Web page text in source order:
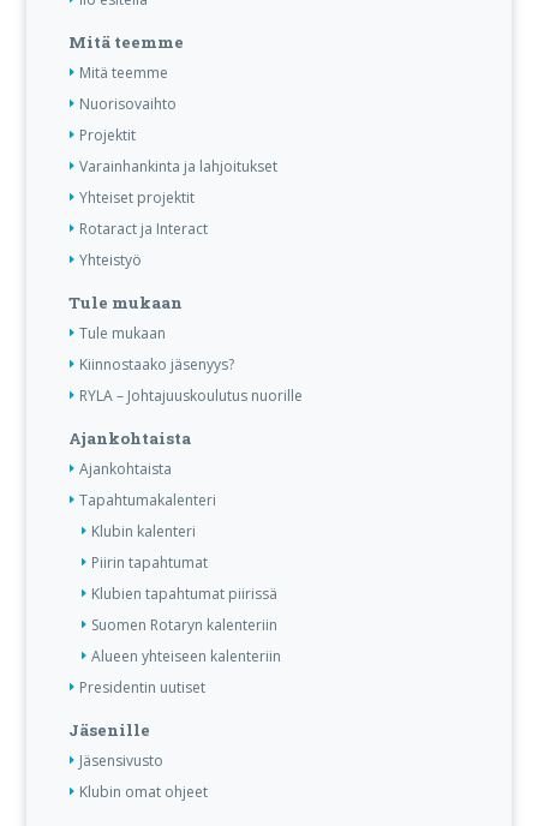
Mitä teemme
Mitä teemme
Nuorisovaihto
Projektit
Varainhankinta ja lahjoitukset
Yhteiset projektit
Rotaract ja Interact
Yhteistyö
Tule mukaan
Tule mukaan
Kiinnostaako jäsenyys?
RYLA – Johtajuuskoulutus nuorille
Ajankohtaista
Ajankohtaista
Tapahtumakalenteri
Klubin kalenteri
Piirin tapahtumat
Klubien tapahtumat piirissä
Suomen Rotaryn kalenteriin
Alueen yhteiseen kalenteriin
Presidentin uutiset
Jäsenille
Jäsensivusto
Klubin omat ohjeet